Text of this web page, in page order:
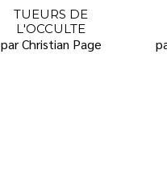
TUEURS DE
L'OCCULTE
par Christian Page